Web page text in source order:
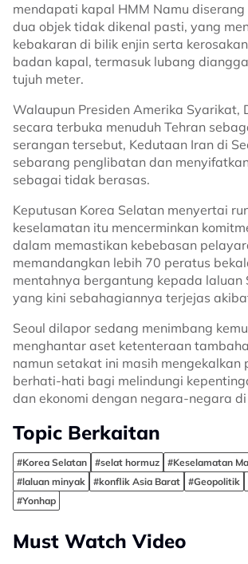
mendapati kapal HMM Namu
dua objek tidak dikenal pasti, yang
kebakaran di bilik enjin serta
badan kapal, termasuk lubang
tujuh meter.
Walaupun Presiden Amerika Syarikat,
secara terbuka menuduh Tehran
serangan tersebut, Kedutaan Iran di
sebarang penglibatan dan
sebagai tidak berasas.
Keputusan Korea Selatan menyertai
keselamatan itu mencerminkan
dalam memastikan kebebasan
memandangkan lebih 70 peratus
mentahnya bergantung kepada laluan
yang kini sebahagiannya terjejas
Seoul dilapor sedang menimbang
menghantar aset ketenteraan
namun setakat ini masih mengekalkan
berhati-hati bagi melindungi
dan ekonomi dengan negara-negara
Topic Berkaitan
#Korea Selatan #selat hormuz
#Keselamatan
#laluan minyak
#konflik Asia Barat #Geopolitik
#Yonhap
Must Watch Video